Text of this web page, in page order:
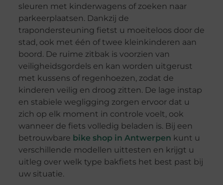
sleuren met kinderwagens of zoeken naar
parkeerplaatsen. Dankzij de
trapondersteuning fietst u moeiteloos door de
stad, ook met één of twee kleinkinderen aan
boord. De ruime zitbak is voorzien van
veiligheidsgordels en kan worden uitgerust
met kussens of regenhoezen, zodat de
kinderen veilig en droog zitten. De lage instap
en stabiele wegligging zorgen ervoor dat u
zich op elk moment in controle voelt, ook
wanneer de fiets volledig beladen is. Bij een
betrouwbare bike shop in Antwerpen kunt u
verschillende modellen uittesten en krijgt u
uitleg over welk type bakfiets het best past bij
uw situatie.